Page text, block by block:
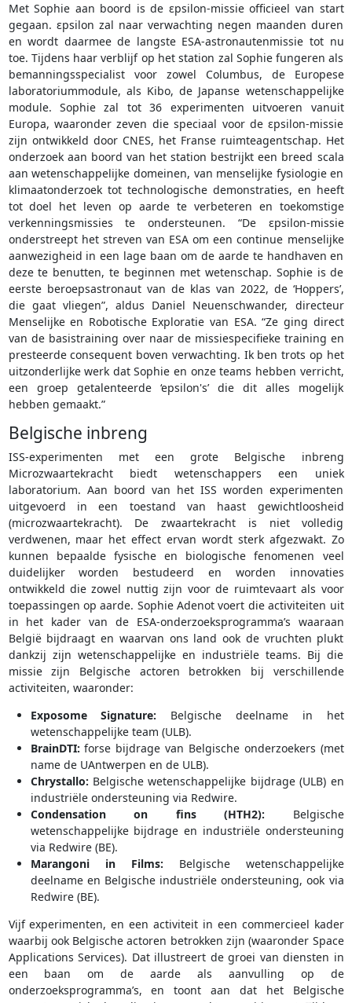
Met Sophie aan boord is de εpsilon-missie officieel van start
gegaan. εpsilon zal naar verwachting negen maanden duren
en wordt daarmee de langste ESA-astronautenmissie tot nu
toe. Tijdens haar verblijf op het station zal Sophie fungeren als
bemanningsspecialist voor zowel Columbus, de Europese
laboratoriummodule, als Kibo, de Japanse wetenschappelijke
module. Sophie zal tot 36 experimenten uitvoeren vanuit
Europa, waaronder zeven die speciaal voor de εpsilon-missie
zijn ontwikkeld door CNES, het Franse ruimteagentschap. Het
onderzoek aan boord van het station bestrijkt een breed scala
aan wetenschappelijke domeinen, van menselijke fysiologie en
klimaatonderzoek tot technologische demonstraties, en heeft
tot doel het leven op aarde te verbeteren en toekomstige
verkenningsmissies te ondersteunen. “De εpsilon-missie
onderstreept het streven van ESA om een continue menselijke
aanwezigheid in een lage baan om de aarde te handhaven en
deze te benutten, te beginnen met wetenschap. Sophie is de
eerste beroepsastronaut van de klas van 2022, de ‘Hoppers’,
die gaat vliegen”, aldus Daniel Neuenschwander, directeur
Menselijke en Robotische Exploratie van ESA. “Ze ging direct
van de basistraining over naar de missiespecifieke training en
presteerde consequent boven verwachting. Ik ben trots op het
uitzonderlijke werk dat Sophie en onze teams hebben verricht,
een groep getalenteerde ‘epsilon's’ die dit alles mogelijk
hebben gemaakt.”
Belgische inbreng
ISS-experimenten met een grote Belgische inbreng
Microzwaartekracht biedt wetenschappers een uniek
laboratorium. Aan boord van het ISS worden experimenten
uitgevoerd in een toestand van haast gewichtloosheid
(microzwaartekracht). De zwaartekracht is niet volledig
verdwenen, maar het effect ervan wordt sterk afgezwakt. Zo
kunnen bepaalde fysische en biologische fenomenen veel
duidelijker worden bestudeerd en worden innovaties
ontwikkeld die zowel nuttig zijn voor de ruimtevaart als voor
toepassingen op aarde. Sophie Adenot voert die activiteiten uit
in het kader van de ESA-onderzoeksprogramma’s waaraan
België bijdraagt en waarvan ons land ook de vruchten plukt
dankzij zijn wetenschappelijke en industriële teams. Bij die
missie zijn Belgische actoren betrokken bij verschillende
activiteiten, waaronder:
Exposome Signature: Belgische deelname in het
wetenschappelijke team (ULB).
BrainDTI:forse bijdrage van Belgische onderzoekers (met
name de UAntwerpen en de ULB).
Chrystallo: Belgische wetenschappelijke bijdrage (ULB) en
industriële ondersteuning via Redwire.
Condensation on fins (HTH2): Belgische
wetenschappelijke bijdrage en industriële ondersteuning
via Redwire (BE).
Marangoni in Films: Belgische wetenschappelijke
deelname en Belgische industriële ondersteuning, ook via
Redwire (BE).
Vijf experimenten, en een activiteit in een commercieel kader
waarbij ook Belgische actoren betrokken zijn (waaronder Space
Applications Services). Dat illustreert de groei van diensten in
een baan om de aarde als aanvulling op de
onderzoeksprogramma’s, en toont aan dat het Belgische